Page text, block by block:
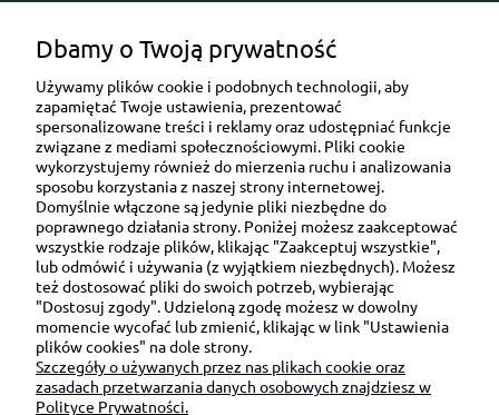
Ul. Brukowa 6/8 lok. 57/58
91-341 Łódź
NIP: 6751510615
SKONTAKTUJ SIĘ Z NAMI:
sklep@be-happygifts.com
+48 690 172 872
Dbamy o Twoją prywatność
Używamy plików cookie i podobnych technologii, aby
zapamiętać Twoje ustawienia, prezentować
spersonalizowane treści i reklamy oraz udostępniać funkcje
związane z mediami społecznościowymi. Pliki cookie
wykorzystujemy również do mierzenia ruchu i analizowania
sposobu korzystania z naszej strony internetowej.
Domyślnie włączone są jedynie pliki niezbędne do
poprawnego działania strony. Poniżej możesz zaakceptować
wszystkie rodzaje plików, klikając "Zaakceptuj wszystkie",
lub odmówić i używania (z wyjątkiem niezbędnych). Możesz
też dostosować pliki do swoich potrzeb, wybierając
"Dostosuj zgody". Udzieloną zgodę możesz w dowolny
momencie wycofać lub zmienić, klikając w link "Ustawienia
plików cookies" na dole strony.
Szczegóły o używanych przez nas plikach cookie oraz
zasadach przetwarzania danych osobowych znajdziesz w
Polityce Prywatności.